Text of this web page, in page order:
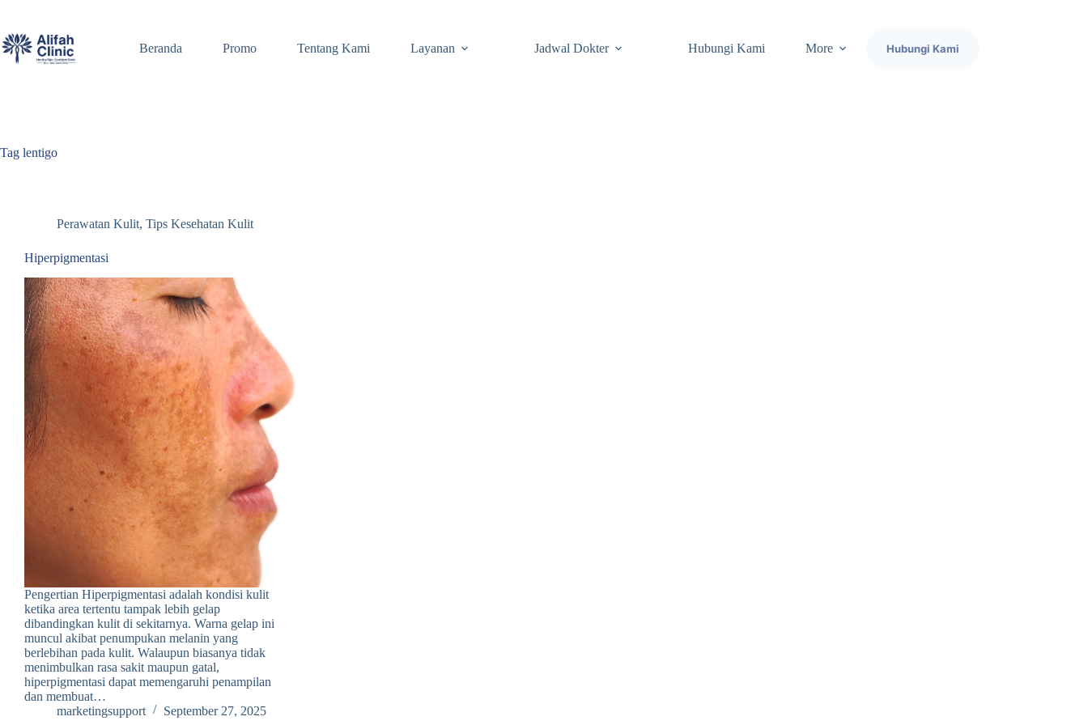
content
Beranda
Promo Tentang Kami Layanan Jadwal Dokter Hubungi Kami More Hubungi Kami
Tag lentigo
Perawatan Kulit, Tips Kesehatan Kulit
Hiperpigmentasi
Pengertian Hiperpigmentasi adalah kondisi kulit
ketika area tertentu tampak lebih gelap
dibandingkan kulit di sekitarnya. Warna gelap ini
muncul akibat penumpukan melanin yang
berlebihan pada kulit. Walaupun biasanya tidak
menimbulkan rasa sakit maupun gatal,
hiperpigmentasi dapat memengaruhi penampilan
dan membuat…
marketingsupport
September 27, 2025